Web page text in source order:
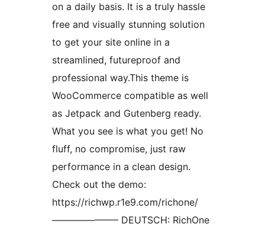
on a daily basis. It is a truly hassle
free and visually stunning solution
to get your site online in a
streamlined, futureproof and
professional way.This theme is
WooCommerce compatible as well
as Jetpack and Gutenberg ready.
What you see is what you get! No
fluff, no compromise, just raw
performance in a clean design.
Check out the demo:
https://richwp.r1e9.com/richone/
–––––––––––––– DEUTSCH: RichOne